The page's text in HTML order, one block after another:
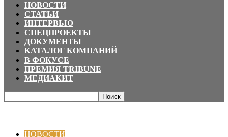
НОВОСТИ
СТАТЬИ
ИНТЕРВЬЮ
СПЕЦПРОЕКТЫ
ДОКУМЕНТЫ
КАТАЛОГ КОМПАНИЙ
В ФОКУСЕ
ПРЕМИЯ TRIBUNE
МЕДИАКИТ
НОВОСТИ